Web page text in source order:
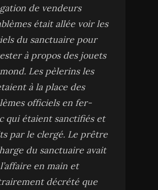
de vendeurs
était allée voir les
du sanctuaire pour
à propos des jouets
Les pèlerins les
à la place des
officiels en fer-
qui étaient sanctifiés et
par le clergé. Le prêtre
du sanctuaire avait
en main et
décrété que